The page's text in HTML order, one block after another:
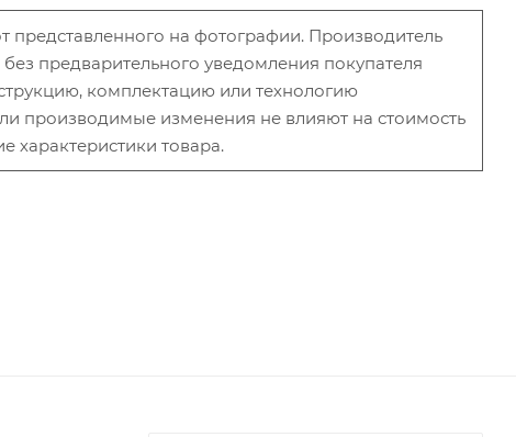
представленного на фотографии. Производитель
предварительного уведомления покупателя
комплектацию или технологию
производимые изменения не влияют на стоимость
характеристики товара.